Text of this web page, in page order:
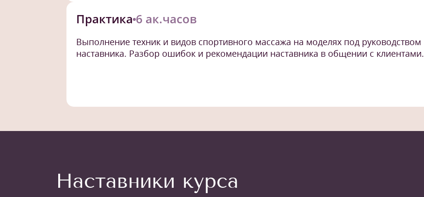
Практика 6 ак.часов
Выполнение техник и видов спортивного массажа на моделях под руководством
наставника. Разбор ошибок и рекомендации наставника в общении с клиентами.
Наставники курса